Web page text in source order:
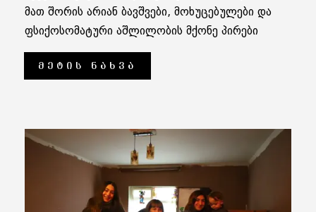
მათ შორის არიან ბავშვები, მოხუცებულები და
ფსიქოსომატური აშლილობის მქონე პირები
ᲛᲔᲢᲘᲡ ᲜᲐᲮᲕᲐ